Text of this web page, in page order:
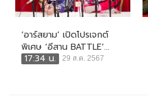
‘อาร์สยาม’ เปิดโปรเจกต์
พิเศษ ‘อีสาน BATTLE’...
17:34 น.
29 ส.ค. 2567